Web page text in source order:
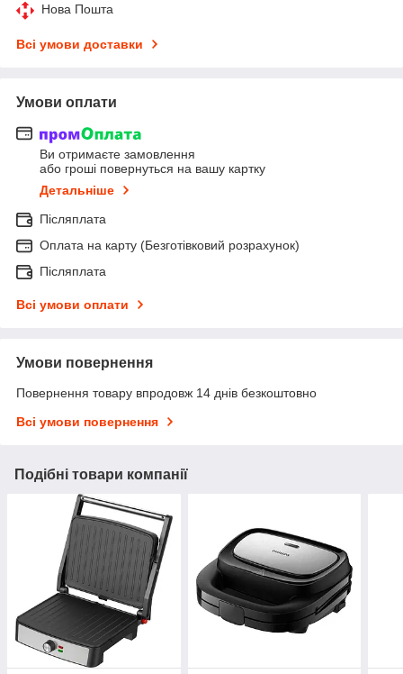
Нова Пошта
Всі умови доставки
Умови оплати
Ви отримаєте замовлення
або гроші повернуться на вашу картку
Детальніше
Післяплата
Оплата на карту (Безготівковий розрахунок)
Післяплата
Всі умови оплати
Умови повернення
Повернення товару впродовж 14 днів безкоштовно
Всі умови повернення
Подібні товари компанії